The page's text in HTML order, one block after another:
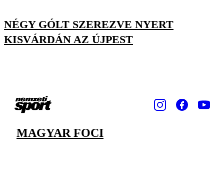
NÉGY GÓLT SZEREZVE NYERT
KISVÁRDÁN AZ ÚJPEST
MAGYAR FOCI